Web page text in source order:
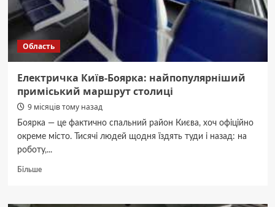
Область
Електричка Київ-Боярка: найпопулярніший
приміський маршрут столиці
9 місяців тому назад
Боярка — це фактично спальний район Києва, хоч офіційно
окреме місто. Тисячі людей щодня їздять туди і назад: на
роботу,...
БільшеДокладніше
Київ-